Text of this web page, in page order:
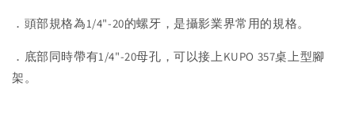
．頭部規格為1/4"-20的螺牙，是攝影業界常用的規格。
．底部同時帶有1/4"-20母孔，可以接上KUPO 357桌上型腳
架。